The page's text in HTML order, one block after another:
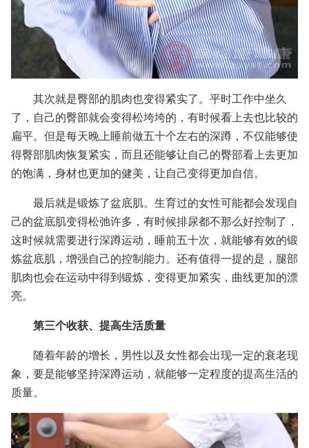
其次就是臀部的肌肉也变得紧实了。平时工作中坐久
了，自己的臀部就会变得松垮垮的，有时候看上去也比较的
扁平。但是每天晚上睡前做五十个左右的深蹲，不仅能够使
得臀部肌肉恢复紧实，而且还能够让自己的臀部看上去更加
的饱满，身材也更加的健美，让自己变得更加自信。
最后就是锻炼了盆底肌。生育过的女性可能都会发现自
己的盆底肌变得松弛许多，有时候排尿都不那么好控制了，
这时候就需要进行深蹲运动，睡前五十次，就能够有效的锻
炼盆底肌，增强自己的控制能力。还有值得一提的是，腿部
肌肉也会在运动中得到锻炼，变得更加紧实，曲线更加的漂
亮。
第三个收获、提高生活质量
随着年龄的增长，男性以及女性都会出现一定的衰老现
象，要是能够坚持深蹲运动，就能够一定程度的提高生活的
质量。